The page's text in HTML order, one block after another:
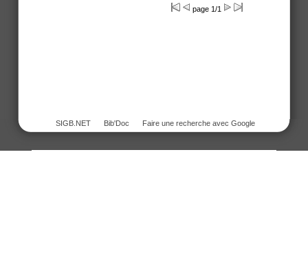
page 1/1
SIGB.NET Bib'Doc Faire une recherche avec Google